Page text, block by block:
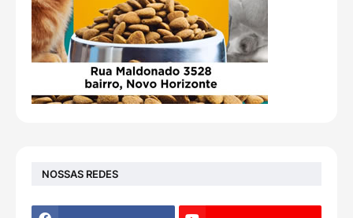
NOSSAS REDES